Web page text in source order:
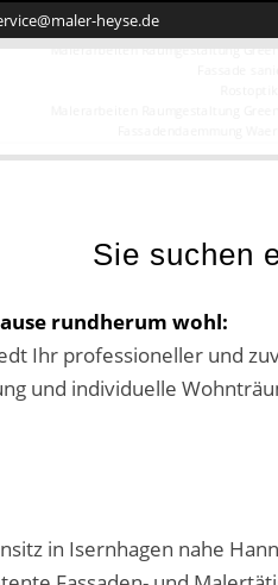
heyse.de
Sie suchen
rundherum wohl:
Ihr professioneller und
und individuelle
in Isernhagen nahe